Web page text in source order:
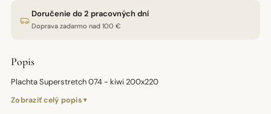
Doručenie do 2 pracovných dní
Doprava zadarmo nad 100 €
Popis
Plachta Superstretch 074 - kiwi 200x220
Zobraziť celý popis